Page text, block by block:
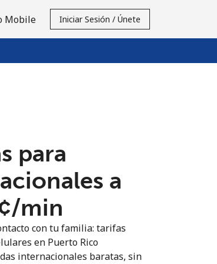
Mobile Iniciar Sesión / Únete
para
a
min
con tu familia: tarifas
en Puerto Rico
internacionales baratas, sin